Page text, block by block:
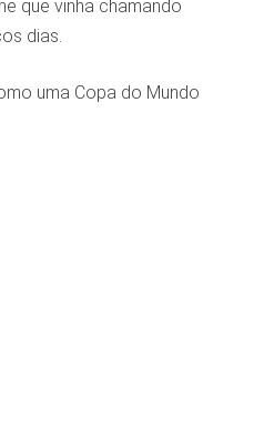
que vinha chamando
dias.
uma Copa do Mundo